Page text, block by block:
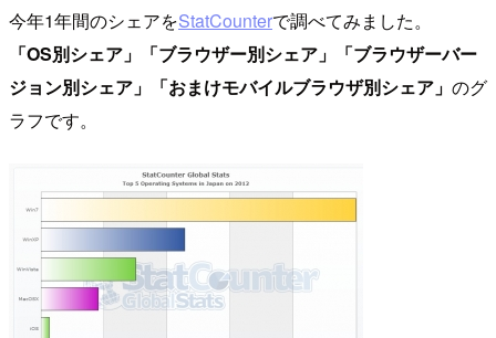
今年1年間のシェアをStatCounterで調べてみました。
「OS別シェア」「ブラウザー別シェア」「ブラウザーバー
ジョン別シェア」「おまけモバイルブラウザ別シェア」 のグ
ラフです。